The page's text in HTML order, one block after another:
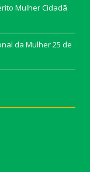
Mulher Cidadã
da Mulher25 de